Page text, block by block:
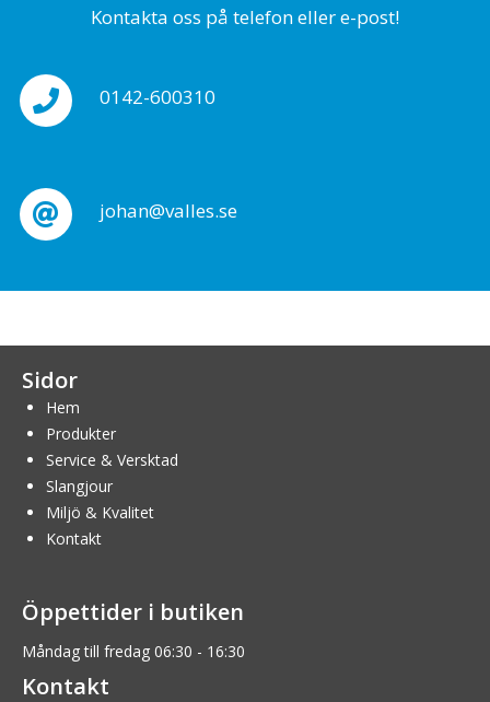
Kontakta oss på telefon eller e-post!
0142-600310
johan@valles.se
Sidor
Hem
Produkter
Service & Versktad
Slangjour
Miljö & Kvalitet
Kontakt
Öppettider i butiken
Måndag till fredag 06:30 - 16:30
Kontakt